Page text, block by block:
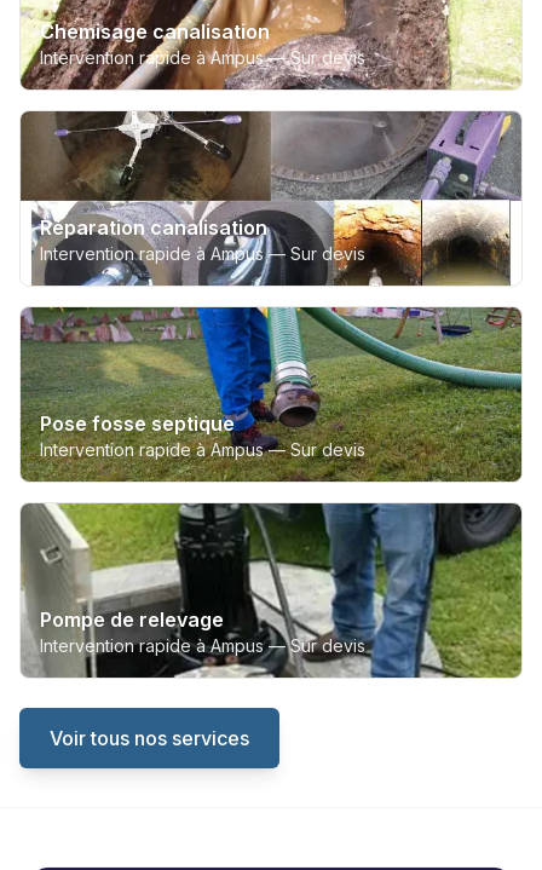
Chemisage canalisation
Intervention rapide à Ampus —Sur devis
Réparation canalisation
Intervention rapide à Ampus —Sur devis
Pose fosse septique
Intervention rapide à Ampus —Sur devis
Pompe de relevage
Intervention rapide à Ampus —Sur devis
Voir tous nos services